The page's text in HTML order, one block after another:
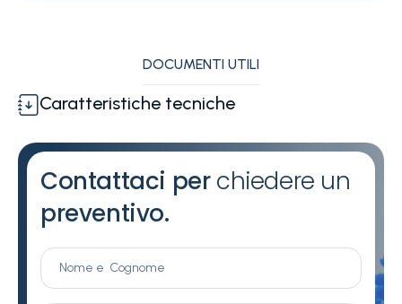
DOCUMENTI UTILI
Caratteristiche tecniche
Contattaci perchiedere un
preventivo.